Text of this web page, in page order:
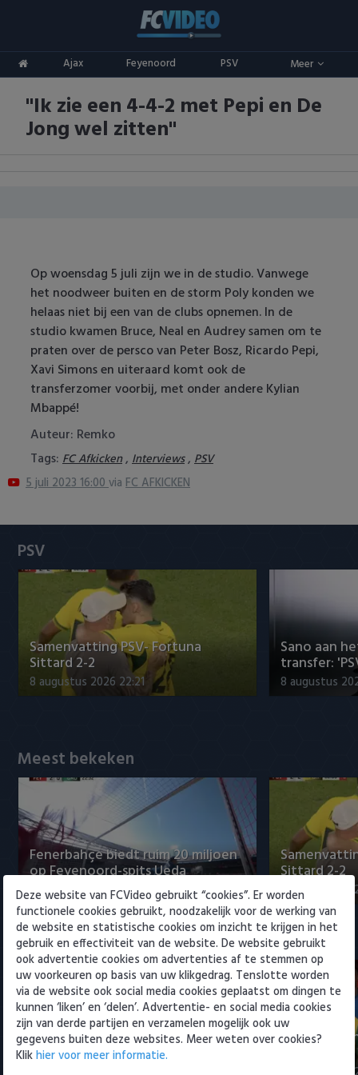
Ajax Feyenoord PSV Meer
ADO Den Haag
Ajax
FC Utrecht
Feyenoord
Heracles Almelo
NAC Breda
PEC Zwolle
PSV
Roda JC
SC Heerenveen
Sparta
Vitesse
VVV Venlo
Competities
Eredivisie
Keuken Kampioen Divisie
Champions League
Europa League
Conference League
Oranje
''Ik zie een 4-4-2 met Pepi en De
Jong wel zitten''
Op woensdag 5 juli zijn we in de studio. Vanwege
het noodweer buiten en de storm Poly konden we
helaas niet bij een van de clubs opnemen. In de
studio kwamen Bruce, Neal en Audrey samen om te
praten over de persco van Peter Bosz, Ricardo Pepi,
Xavi Simons en uiteraard komt ook de
transferzomer voorbij, met onder andere Kylian
Mbappé!
Auteur: Remko
Tags: FC Afkicken, Interviews, PSV
5 juli 2023 16:00via FC AFKICKEN
PSV
Samenvatting PSV- Fortuna
Sittard 2-2
8 augustus 2026 22:21
Sano aan
transfer:
8 augustus
Meest bekeken
Fenerbahçe biedt ruim 20 miljoen
op Feyenoord-spits Ueda
8 augustus 2026 23:52
Sittard 2-2
8 augustus
Eredivisie
Fenerbahçe biedt ruim 20 miljoen
op Feyenoord-spits Ueda
Deze website van FCVideo gebruikt “cookies”. Er worden
functionele cookies gebruikt, noodzakelijk voor de werking van
de website en statistische cookies om inzicht te krijgen in het
gebruik en effectiviteit van de website. De website gebruikt
ook advertentie cookies om advertenties af te stemmen op
uw voorkeuren op basis van uw klikgedrag. Tenslotte worden
via de website ook social media cookies geplaatst om dingen te
kunnen ‘liken’ en ‘delen’. Advertentie- en social media cookies
zijn van derde partijen en verzamelen mogelijk ook uw
gegevens buiten deze websites. Meer weten over cookies?
Klikhier voor meer informatie.